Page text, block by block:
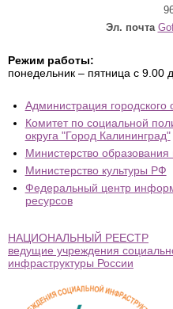
Эл. почта
Режим работы:
понедельник – пятница с 9.00
Администрация городского
Комитет по социальной
округа "Город Калининград"
Министерство
Министерство культуры РФ
Федеральный центр
ресурсов
НАЦИОНАЛЬНЫЙ РЕЕСТР
ведущие учреждения
инфраструктуры России